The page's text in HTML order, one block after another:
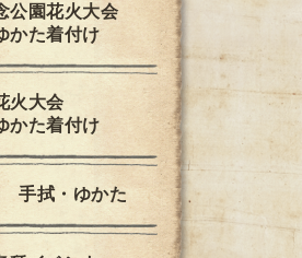
公園花火大会
かた着付け
花火大会
かた着付け
手拭・ゆかた